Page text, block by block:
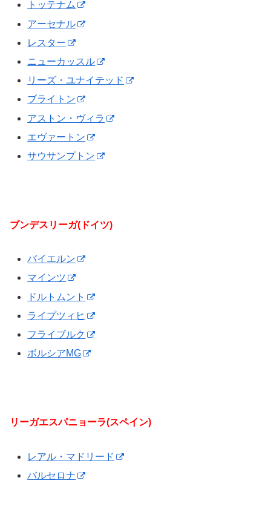
トッテナム
アーセナル
レスター
ニューカッスル
リーズ・ユナイテッド
ブライトン
アストン・ヴィラ
エヴァートン
サウサンプトン
ブンデスリーガ(ドイツ)
バイエルン
マインツ
ドルトムント
ライプツィヒ
フライブルク
ボルシアMG
リーガエスパニョーラ(スペイン)
レアル・マドリード
バルセロナ